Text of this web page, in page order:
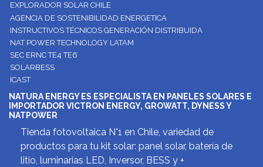
EXPLORADOR SOLAR CHILE
AGENCIA DE SOSTENIBILIDAD ENERGETICA
INSTRUCTIVOS TÉCNICOS GENERACIÓN DISTRIBUIDA
NAT POWER TECHNOLOGY LATAM
SEC ERNC TE4 TE6
SOLARBESS
ICAST
NATURA ENERGY ES ESPECIALISTA EN PANELES SOLARES E
IMPORTADOR VICTRON ENERGY, GROWATT, DYNESS Y
NATPOWER
Tienda fotovoltaica N°1 en Chile, variedad de
productos para tu kit solar: panel solar, batería de
litio, luminarias LED, Inversor, BESS y +